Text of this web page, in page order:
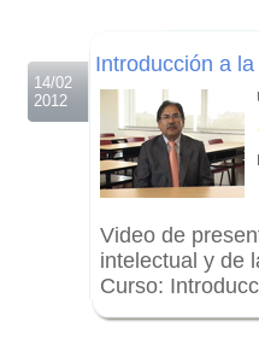
14/02
2012
Introducción a
Video de
intelectual y de
Curso: